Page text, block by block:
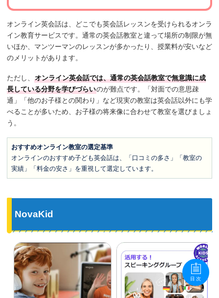
オンライン英会話は、どこでも英会話レッスンを受けられるオンラ
イン教育サービスです。通常の英会話教室と違って場所の制限が無
いほか、マンツーマンのレッスンが多かったり、授業料が安いなど
のメリットがあります。
ただし、 オンライン英会話では、通常の英会話教室で無意識に成
長している分野を学びづらいのが難点です。「対面での意思疎
通」「他のお子様との関わり」など現実の教室は英会話以外にも学
べることが多いため、お子様の将来像に合わせて教室を選びましょ
う。
おすすめオンライン教室の選定基準
オンラインのおすすめ子ども英会話は、「口コミの多さ」「教室の
実績」「料金の安さ」を重視して選定しています。
NovaKid
目次